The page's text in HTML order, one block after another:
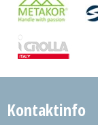
Kontaktinfo